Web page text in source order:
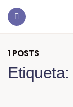
1 POSTS
Etiqueta: